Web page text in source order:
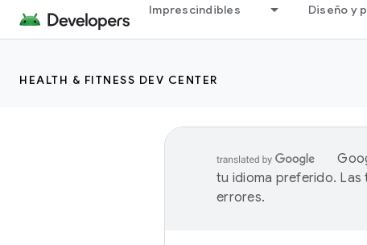
Imprescindibles Diseño y
HEALTH & FITNESS DEV CENTER
tu idioma preferido.
errores.